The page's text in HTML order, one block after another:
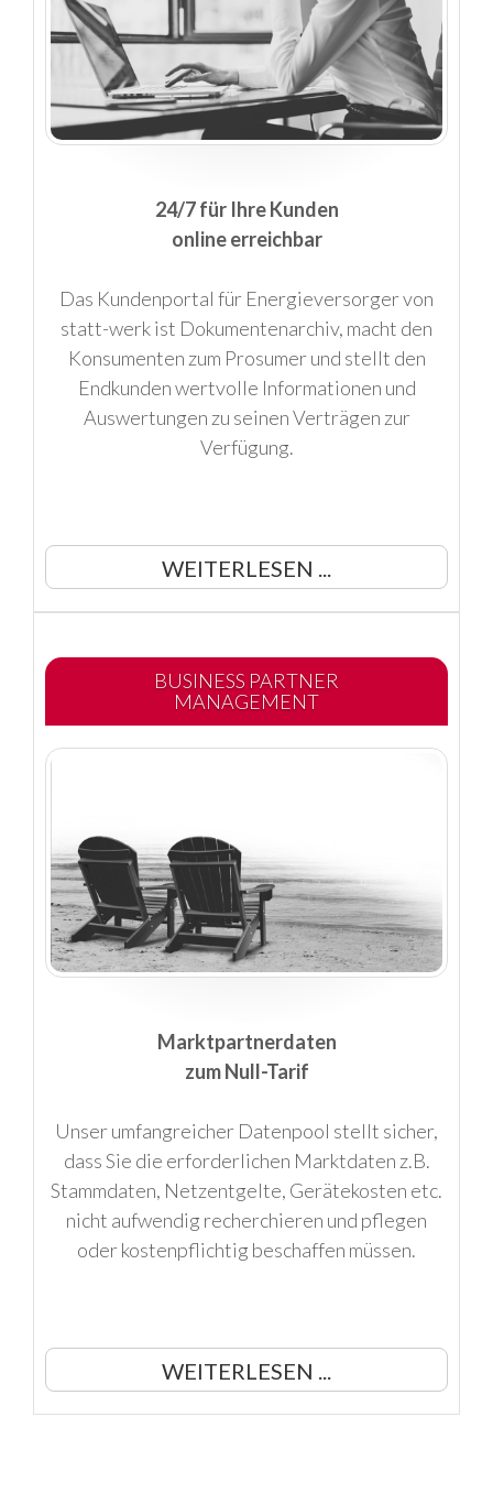
24/7 für Ihre Kunden
online erreichbar
Das Kundenportal für Energieversorger von
statt-werk ist Dokumentenarchiv, macht den
Konsumenten zum Prosumer und stellt den
Endkunden wertvolle Informationen und
Auswertungen zu seinen Verträgen zur
Verfügung.
WEITERLESEN ...
BUSINESS PARTNER
MANAGEMENT
Marktpartnerdaten
zum Null-Tarif
Unser umfangreicher Datenpool stellt sicher,
dass Sie die erforderlichen Marktdaten z.B.
Stammdaten, Netzentgelte, Gerätekosten etc.
nicht aufwendig recherchieren und pflegen
oder kostenpflichtig beschaffen müssen.
WEITERLESEN ...